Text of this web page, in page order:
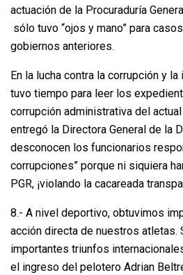
actuación de la Procuraduría
sólo tuvo “ojos y mano” para
gobiernos anteriores.
En la lucha contra la corrupción y la
tuvo tiempo para leer los
corrupción administrativa del
entregó la Directora General de la
desconocen los funcionarios
corrupciones” porque ni siquiera
PGR, ¡violando la cacareada
8.- A nivel deportivo, obtuvimos
acción directa de nuestros atletas.
importantes triunfos
el ingreso del pelotero Adrian